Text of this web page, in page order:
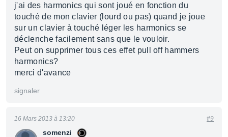
j'ai des harmonics qui sont joué en fonction du
touché de mon clavier (lourd ou pas) quand je joue
sur un clavier à touché léger les harmonics se
déclenche facilement sans que le vouloir.
Peut on supprimer tous ces effet pull off hammers
harmonics?
merci d'avance
signaler
somenzi
16 Mars 2013 à 13:20 #9